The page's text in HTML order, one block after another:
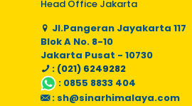
Head Office Jakarta
Jl.Pangeran Jayakarta 117
Blok A No. 8-10
Jakarta Pusat - 10730
: (021) 6249282
: 0855 8833 404
: sh@sinarhimalaya.com